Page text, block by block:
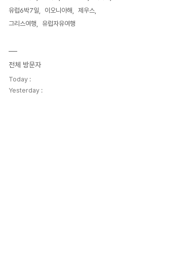
유럽6박7일
이오니아해
제우스
그리스여행
유럽자유여행
전체 방문자
Today :
Yesterday :